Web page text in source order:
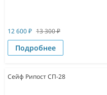
12 600₽ 13 300₽
Подробнее
Сейф Рипост СП-28